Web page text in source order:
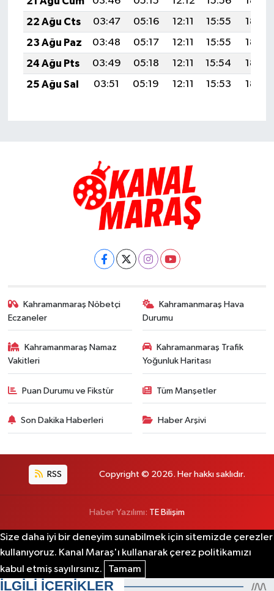
22 Ağu Cts
03:47 05:16 12:11 15:55
18:56
23 Ağu Paz
03:48 05:17 12:11 15:55
18:55
24 Ağu Pts
03:49 05:18 12:11 15:54
18:54
25 Ağu Sal
03:51 05:19 12:11 15:53 18:52
Kahramanmaraş Nöbetçi
Eczaneler
Kahramanmaraş Hava
Durumu
Kahramanmaraş Namaz
Vakitleri
Kahramanmaraş Trafik
Yoğunluk Haritası
Puan Durumu ve Fikstür Tüm Manşetler
Son Dakika Haberleri Haber Arşivi
RSS Copyright © 2026. Her hakkı saklıdır.
Haber Yazılımı: TE Bilişim
Size daha iyi bir deneyim sunabilmek için sitemizde çerezler
kullanıyoruz. Kanal Maraş'ı kullanarak çerez politikamızı
kabul etmiş sayılırsınız.
Tamam